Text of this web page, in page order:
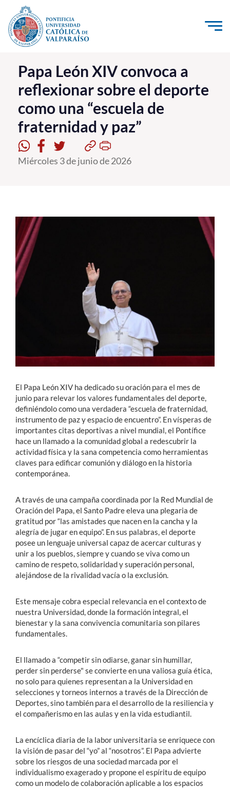
Click acá para ir directamente al contenido
La Universidad
Investigación, Creación e Innovación
PUCV Internacional
Vinculación con el Medio
Admisión
Formación Continua
Estudiantes
Académicos
Funcionarios
English
Papa León XIV convoca a
reflexionar sobre el deporte
como una “escuela de
fraternidad y paz”
Miércoles 3 de junio de 2026
El Papa León XIV ha dedicado su oración para el mes de
junio para relevar los valores fundamentales del deporte,
definiéndolo como una verdadera “escuela de fraternidad,
instrumento de paz y espacio de encuentro”. En vísperas de
importantes citas deportivas a nivel mundial, el Pontífice
hace un llamado a la comunidad global a redescubrir la
actividad física y la sana competencia como herramientas
claves para edificar comunión y diálogo en la historia
contemporánea.
A través de una campaña coordinada por la Red Mundial de
Oración del Papa, el Santo Padre eleva una plegaria de
gratitud por “las amistades que nacen en la cancha y la
alegría de jugar en equipo”. En sus palabras, el deporte
posee un lenguaje universal capaz de acercar culturas y
unir a los pueblos, siempre y cuando se viva como un
camino de respeto, solidaridad y superación personal,
alejándose de la rivalidad vacía o la exclusión.
Este mensaje cobra especial relevancia en el contexto de
nuestra Universidad, donde la formación integral, el
bienestar y la sana convivencia comunitaria son pilares
fundamentales.
El llamado a “competir sin odiarse, ganar sin humillar,
perder sin perderse" se convierte en una valiosa guía ética,
no solo para quienes representan a la Universidad en
selecciones y torneos internos a través de la Dirección de
Deportes, sino también para el desarrollo de la resiliencia y
el compañerismo en las aulas y en la vida estudiantil.
La encíclica diaria de la labor universitaria se enriquece con
la visión de pasar del “yo” al “nosotros”. El Papa advierte
sobre los riesgos de una sociedad marcada por el
individualismo exagerado y propone el espíritu de equipo
como un modelo de colaboración aplicable a los espacios